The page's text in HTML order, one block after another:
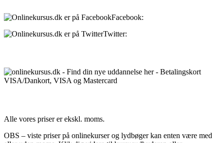
Facebook:
Twitter:
Alle vores priser er ekskl. moms.
OBS – viste priser på onlinekurser og lydbøger kan enten være med